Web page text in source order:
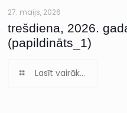
27. maijs, 2026
trešdiena, 2026.
(papildināts_1)
Lasīt vairāk...